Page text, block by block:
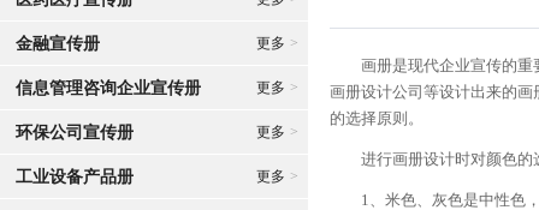
金融宣传册 更多 >
信息管理咨询企业宣传册 更多 >
环保公司宣传册 更多 >
工业设备产品册 更多 >
画册是现代企业宣传的重要
画册设计公司等设计出来的
的选择原则。
进行画册设计时对颜色的
1、米色、灰色是中性色，